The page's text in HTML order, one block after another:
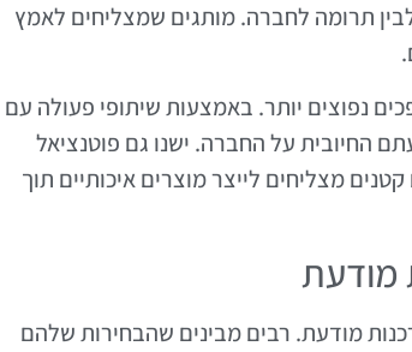
תרומה לחברה. מותגים שמצליחים לאמץ
נפוצים יותר. באמצעות שיתופי פעולה עם
החיובית על החברה. ישנו גם פוטנציאל
מצליחים לייצר מוצרים איכותיים תוך
מודעת
מודעת. רבים מבינים שהבחירות שלהם